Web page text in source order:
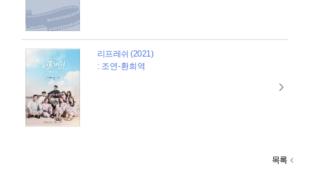
리프레쉬 (2021)
: 조연-환희역
목록